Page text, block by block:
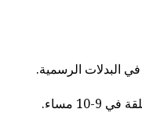
البدلات الرسمية.
مساء.